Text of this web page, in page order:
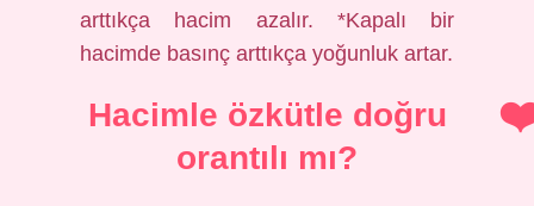
arttıkça hacim azalır. *Kapalı bir
hacimde basınç arttıkça yoğunluk artar.
Hacimle özkütle doğru
orantılı mı?